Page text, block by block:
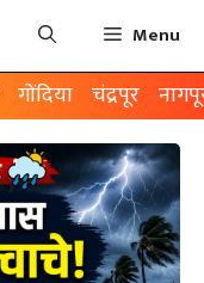
Menu
गोंदिया चंद्रपूर